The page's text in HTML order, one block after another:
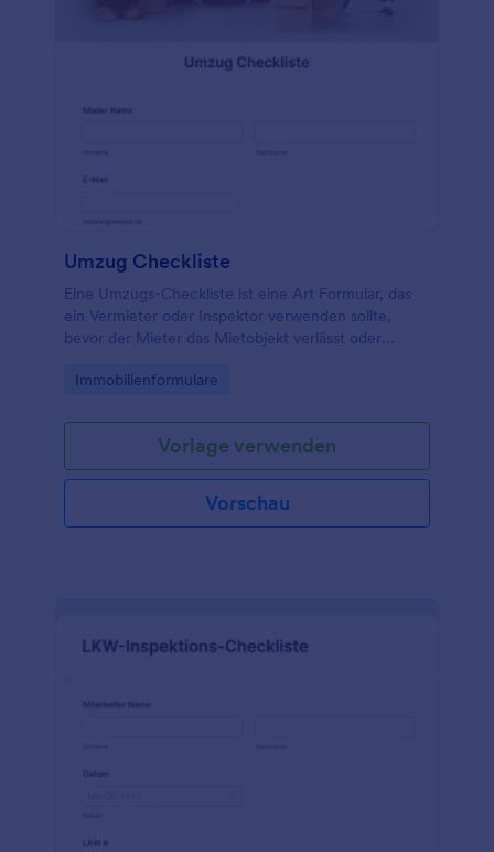
Umzug Checkliste
Eine Umzugs-Checkliste ist eine Art Formular, das
ein Vermieter oder Inspektor verwenden sollte,
bevor der Mieter das Mietobjekt verlässt oder
Go to Category:
Immobilienformulare
Vorlage verwenden
Vorschau